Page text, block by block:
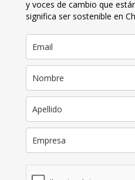
y voces de cambio que
significa ser sostenible en